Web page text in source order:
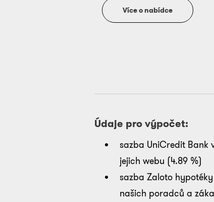
Více o nabídce
Údaje pro výpočet:
sazba UniCredit Bank
jejich webu (4.89 %)
sazba Zaloto
našich poradců a